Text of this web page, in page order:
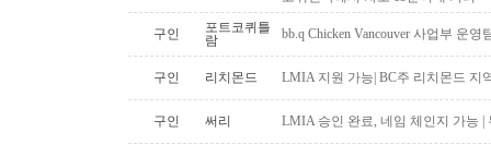
구인
포트코퀴틀
람
bb.q Chicken Vancouver 사업부 운
구인 리치몬드 LMIA 지원 가능| BC주 리치몬드 지
구인 써리 LMIA 승인 완료, 네임 체인지 가능 |